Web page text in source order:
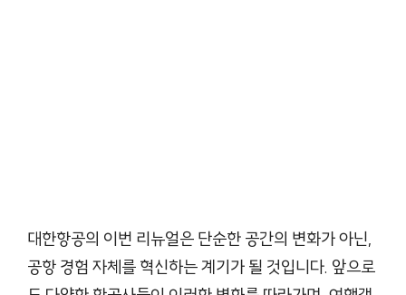
대한항공의 이번 리뉴얼은 단순한 공간의 변화가 아닌,
공항 경험 자체를 혁신하는 계기가 될 것입니다. 앞으로